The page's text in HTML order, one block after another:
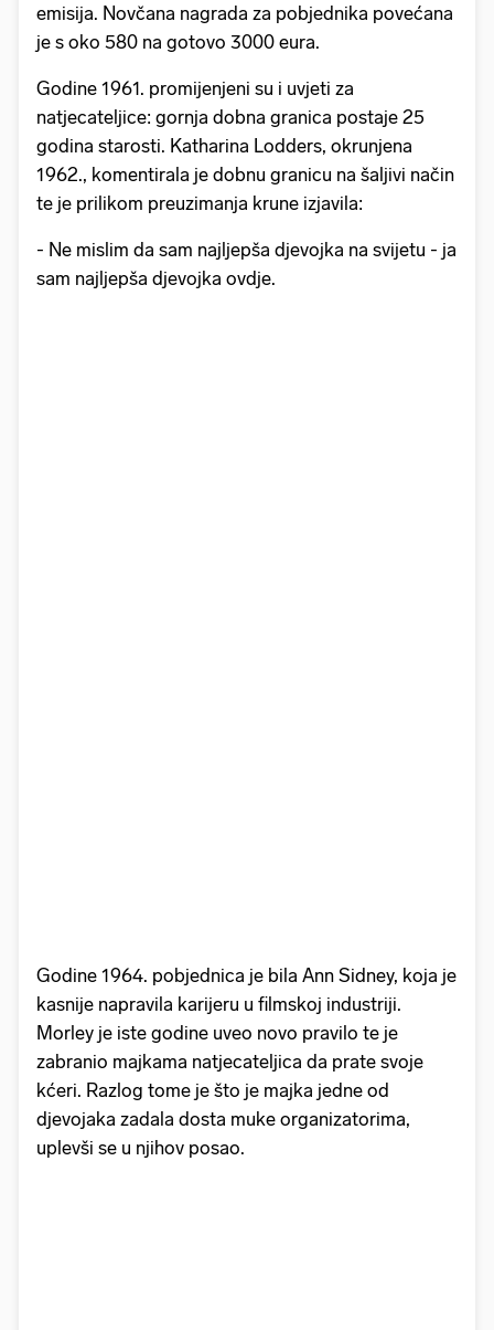
emisija. Novčana nagrada za pobjednika povećana
je s oko 580 na gotovo 3000 eura.
Godine 1961. promijenjeni su i uvjeti za
natjecateljice: gornja dobna granica postaje 25
godina starosti. Katharina Lodders, okrunjena
1962., komentirala je dobnu granicu na šaljivi način
te je prilikom preuzimanja krune izjavila:
- Ne mislim da sam najljepša djevojka na svijetu - ja
sam najljepša djevojka ovdje.
Godine 1964. pobjednica je bila Ann Sidney, koja je
kasnije napravila karijeru u filmskoj industriji.
Morley je iste godine uveo novo pravilo te je
zabranio majkama natjecateljica da prate svoje
kćeri. Razlog tome je što je majka jedne od
djevojaka zadala dosta muke organizatorima,
uplevši se u njihov posao.